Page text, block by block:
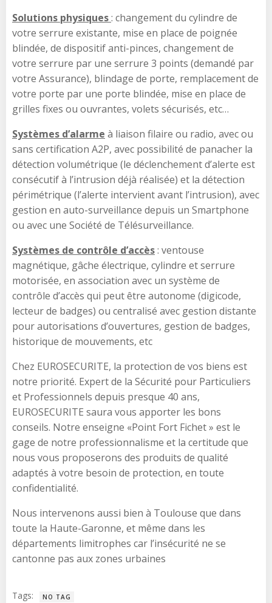
Solutions physiques: changement du cylindre de
votre serrure existante, mise en place de poignée
blindée, de dispositif anti-pinces, changement de
votre serrure par une serrure 3 points (demandé par
votre Assurance), blindage de porte, remplacement de
votre porte par une porte blindée, mise en place de
grilles fixes ou ouvrantes, volets sécurisés, etc…
Systèmes d’alarme à liaison filaire ou radio, avec ou
sans certification A2P, avec possibilité de panacher la
détection volumétrique (le déclenchement d’alerte est
consécutif à l’intrusion déjà réalisée) et la détection
périmétrique (l’alerte intervient avant l’intrusion), avec
gestion en auto-surveillance depuis un Smartphone
ou avec une Société de Télésurveillance.
Systèmes de contrôle d’accès: ventouse
magnétique, gâche électrique, cylindre et serrure
motorisée, en association avec un système de
contrôle d’accès qui peut être autonome (digicode,
lecteur de badges) ou centralisé avec gestion distante
pour autorisations d’ouvertures, gestion de badges,
historique de mouvements, etc
Chez EUROSECURITE, la protection de vos biens est
notre priorité. Expert de la Sécurité pour Particuliers
et Professionnels depuis presque 40 ans,
EUROSECURITE saura vous apporter les bons
conseils. Notre enseigne «Point Fort Fichet » est le
gage de notre professionnalisme et la certitude que
nous vous proposerons des produits de qualité
adaptés à votre besoin de protection, en toute
confidentialité.
Nous intervenons aussi bien à Toulouse que dans
toute la Haute-Garonne, et même dans les
départements limitrophes car l’insécurité ne se
cantonne pas aux zones urbaines
Tags: NO TAG